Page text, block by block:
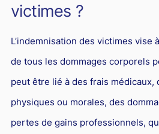
victimes ?
L’indemnisation des victimes vise
de tous les dommages corporels
peut être lié à des frais médicaux,
physiques ou morales, des
pertes de gains professionnels,